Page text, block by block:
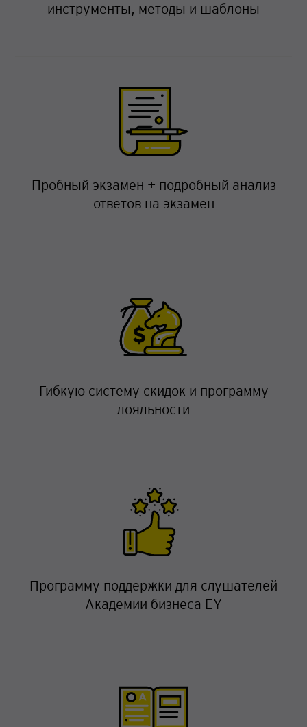
инструменты, методы и шаблоны
Пробный экзамен + подробный анализ
ответов на экзамен
Гибкую систему скидок и программу
лояльности
Программу поддержки для слушателей
Академии бизнеса EY